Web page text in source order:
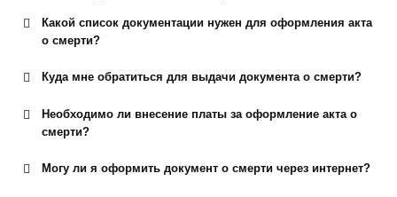
Какой список документации нужен для оформления акта
о смерти?
Куда мне обратиться для выдачи документа о смерти?
Необходимо ли внесение платы за оформление акта о
смерти?
Могу ли я оформить документ о смерти через интернет?